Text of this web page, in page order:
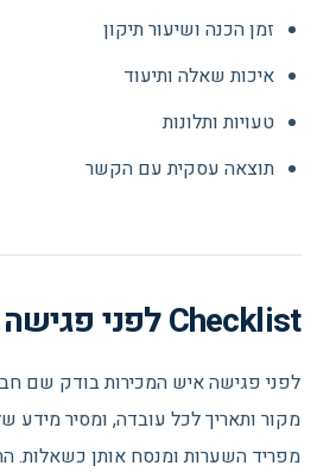
זמן הכנה ושיעור תיקון
איכות שאלה ותיעוד
טעויות ותלונות
תוצאה עסקית עם הקשר
Checklist לפני פגישה ושליחה
לפני פגישה איש המכירות בודק שם
מקור ותאריך לכל עובדה, ומסיר מידע
מפריד השערות ומנסח אותן כשאלות.